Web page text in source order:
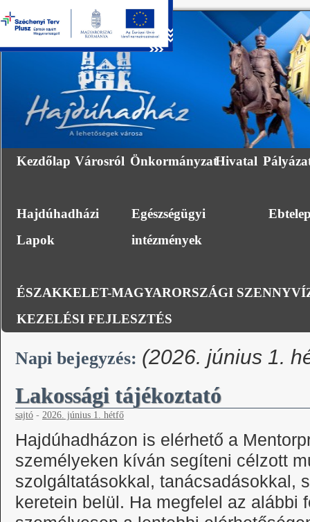
Kezdőlap Városról ÖnkormányzatHivatal
Hajdúhadházi
Lapok
Egészségügyi
intézmények
ÉSZAKKELET-MAGYARORSZÁGI
KEZELÉSI FEJLESZTÉS
Napi bejegyzés: (2026. június 1.
Lakossági tájékoztató
sajtó - 2026. június 1. hétfő
Hajdúhadházon is elérhető a
személyeken kíván segíteni célzott
szolgáltatásokkal, tanácsadásokkal,
keretein belül. Ha megfelel az alábbi